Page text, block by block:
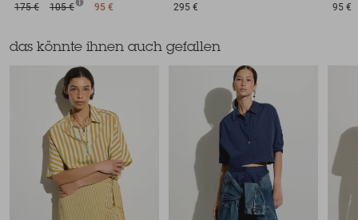
175 €
105 € 95 €
295 €
95 €
das könnte ihnen auch gefallen